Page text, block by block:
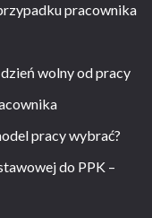
pracownika
wolny od pracy
pracy wybrać?
do PPK –